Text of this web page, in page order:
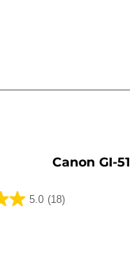
Canon GI-
5.0 (18)